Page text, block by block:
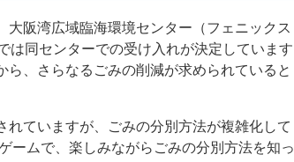
阪湾広域臨海環境センター（フェニックス
は同センターでの受け入れが決定しています
、さらなるごみの削減が求められていると
ていますが、ごみの分別方法が複雑化して
ームで、楽しみながらごみの分別方法を知っ